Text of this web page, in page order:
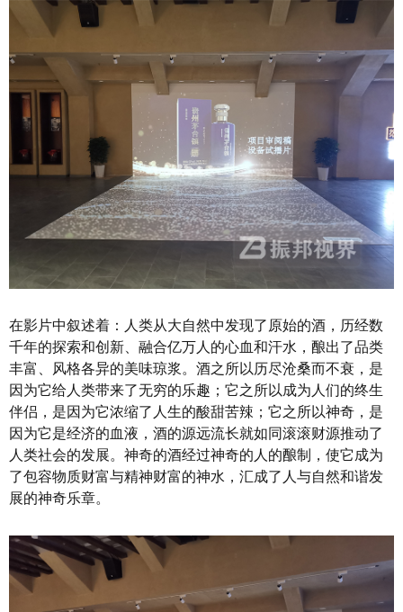
在影片中叙述着：人类从大自然中发现了原始的酒，历经数
千年的探索和创新、融合亿万人的心血和汗水，酿出了品类
丰富、风格各异的美味琼浆。酒之所以历尽沧桑而不衰，是
因为它给人类带来了无穷的乐趣；它之所以成为人们的终生
伴侣，是因为它浓缩了人生的酸甜苦辣；它之所以神奇，是
因为它是经济的血液，酒的源远流长就如同滚滚财源推动了
人类社会的发展。神奇的酒经过神奇的人的酿制，使它成为
了包容物质财富与精神财富的神水，汇成了人与自然和谐发
展的神奇乐章。